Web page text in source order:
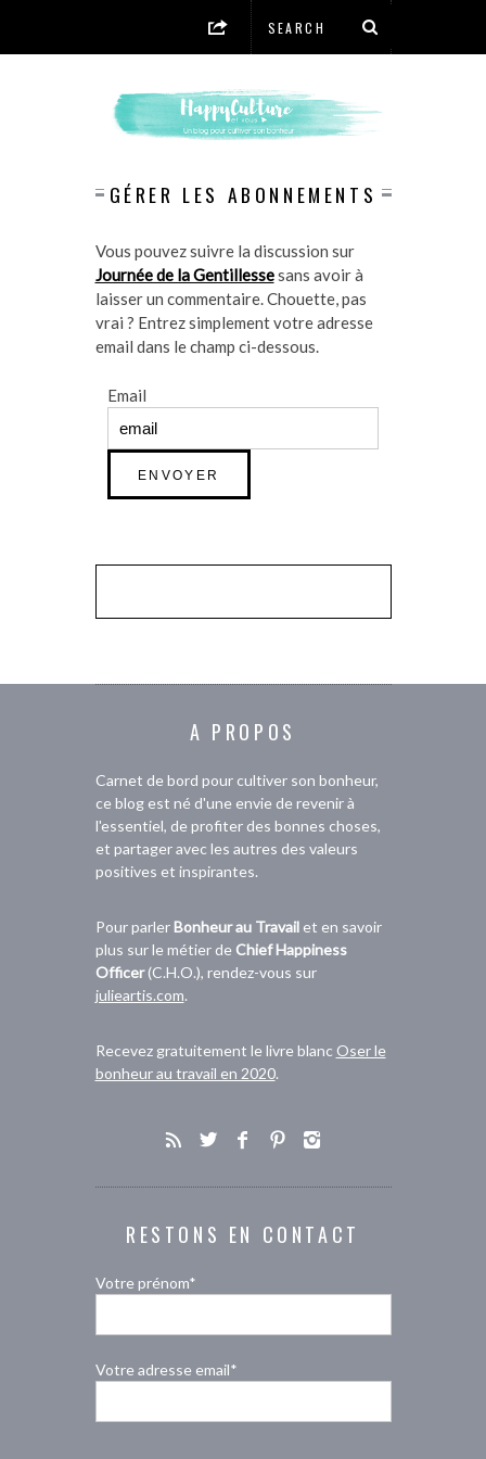
GÉRER LES ABONNEMENTS
Vous pouvez suivre la discussion sur
Journée de la Gentillessesans avoir à
laisser un commentaire. Chouette, pas
vrai ? Entrez simplement votre adresse
email dans le champ ci-dessous.
Email
A PROPOS
Carnet de bord pour cultiver son bonheur,
ce blog est né d'une envie de revenir à
l'essentiel, de profiter des bonnes choses,
et partager avec les autres des valeurs
positives et inspirantes.
Pour parlerBonheur au Travailet en savoir
plus sur le métier deChief Happiness
Officer(C.H.O.), rendez-vous sur
julieartis.com.
Recevez gratuitement le livre blanc Oser le
bonheur au travail en 2020.
RESTONS EN CONTACT
Votre prénom*
Votre adresse email*